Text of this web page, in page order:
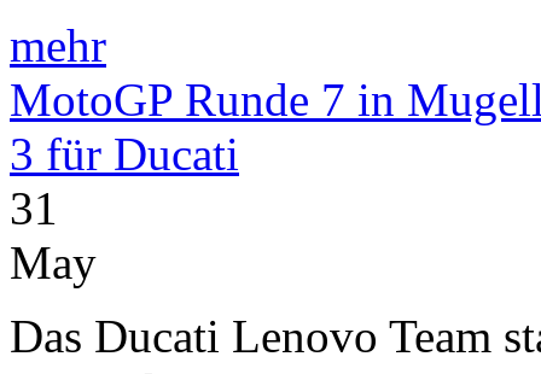
mehr
MotoGP Runde 7 in
3 für Ducati
31
May
Das Ducati Lenovo Team